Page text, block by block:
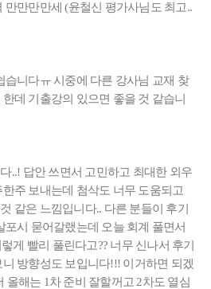
만만만만세 (윤철신 평가사님도 최고..
습니다ㅠ 시중에 다른 강사님 교재 찾
데 기출강의 있으면 좋을 것 같습니
..! 답안 쓰면서 고민하고 최대한 외우
주 보내는데 첨삭도 너무 도움되고
같은 느낌입니다.. 다른 분들이 후기
포시 묻어갈랬는데 오늘 회계 풀면서
게 빨리 풀린다고?? 너무 신나서 후기
방향성도 보입니다!!! 이거하면 되겠
올해는 1차 준비 잘할꺼고 2차도 열심